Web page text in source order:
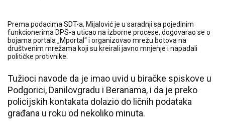
Prema podacima SDT-a, Mijalović je u saradnji sa pojedinim
funkcionerima DPS-a uticao na izborne procese, dogovarao se o
bojama portala „Mportal“ i organizovao mrežu botova na
društvenim mrežama koji su kreirali javno mnjenje i napadali
političke protivnike.
Tužioci navode da je imao uvid u biračke spiskove u
Podgorici, Danilovgradu i Beranama, i da je preko
policijskih kontakata dolazio do ličnih podataka
građana u roku od nekoliko minuta.